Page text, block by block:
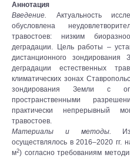
Аннотация
Введение. Актуальность
обусловлена
травостоев: низким
деградации. Цель работы –
дистанционного
деградации естественных
климатических зонах
зондирования Земли с
пространственными
практически непрерывный
травостоев.
Материалы и методы.
осуществлялось в 2016–2020 гг.
м2) согласно требованиям